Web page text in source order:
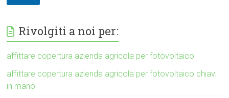
Rivolgiti a noi per:
affittare copertura azienda agricola per fotovoltaico
affittare copertura azienda agricola per fotovoltaico chiavi
in mano